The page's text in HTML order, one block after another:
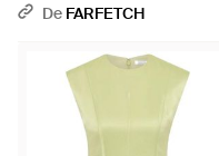
Plumes - Blanc
De FARFETCH